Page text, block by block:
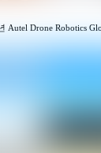
Autel Drone Robotics